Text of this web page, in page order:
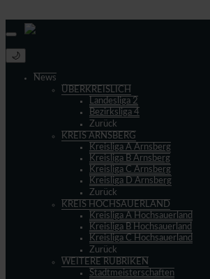
🌙
News
ÜBERKREISLICH
Landesliga 2
Bezirksliga 4
Zurück
KREIS ARNSBERG
Kreisliga A Arnsberg
Kreisliga B Arnsberg
Kreisliga C Arnsberg
Kreisliga D Arnsberg
Zurück
KREIS HOCHSAUERLAND
Kreisliga A Hochsauerland
Kreisliga B Hochsauerland
Kreisliga C Hochsauerland
Zurück
WEITERE RUBRIKEN
Stadtmeisterschaften